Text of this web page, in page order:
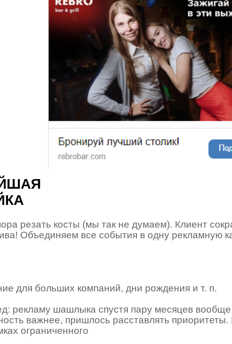
резать косты (мы так не думаем). Клиент
Объединяем все события в одну рекламную
для больших компаний, дни рождения и т. п.
рекламу шашлыка спустя пару месяцев
важнее, пришлось расставлять
ограниченного